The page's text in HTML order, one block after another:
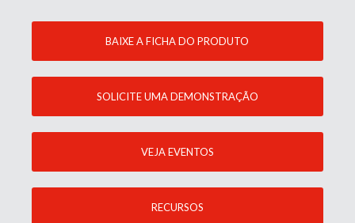
BAIXE A FICHA DO PRODUTO
SOLICITE UMA DEMONSTRAÇÃO
VEJA EVENTOS
RECURSOS